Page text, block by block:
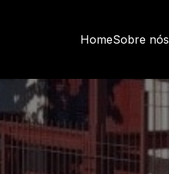
HomeSobre nós